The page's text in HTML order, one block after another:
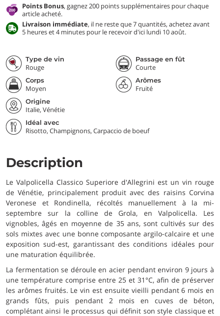
Points Bonus, gagnez 200 points supplémentaires pour chaque
article acheté.
Livraison immédiate, il ne reste que 7 quantités, achetez avant
5 heures et 4 minutes pour le recevoir d'ici lundi 10 août.
Type de vin
Rouge
Passage en fût
Courte
Corps
Moyen
Arômes
Fruité
Origine
Italie, Vénétie
Idéal avec
Risotto, Champignons, Carpaccio de boeuf
Description
Le Valpolicella Classico Superiore d'Allegrini est un vin rouge
de Vénétie, principalement produit avec des raisins Corvina
Veronese et Rondinella, récoltés manuellement à la mi-
septembre sur la colline de Grola, en Valpolicella. Les
vignobles, âgés en moyenne de 35 ans, sont cultivés sur des
sols mixtes avec une bonne composante argilo-calcaire et une
exposition sud-est, garantissant des conditions idéales pour
une maturation équilibrée.
La fermentation se déroule en acier pendant environ 9 jours à
une température comprise entre 25 et 31°C, afin de préserver
les arômes fruités. Le vin est ensuite vieilli pendant 6 mois en
grands fûts, puis pendant 2 mois en cuves de béton,
complétant ainsi le processus qui définit son style classique et